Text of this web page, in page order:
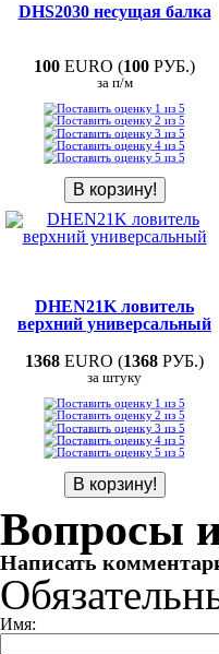
DHS2030 несущая балка
100 EURO (100 РУБ.)
за п/м
DHEN21K ловитель
верхний универсальный
1368 EURO (1368 РУБ.)
за штуку
Вопросы
Написать
Имя: